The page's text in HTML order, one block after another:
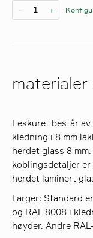
- +
Leskuret består
kledning i 8 mm
herdet glass 8
koblingsdetaljer
herdet laminert
Farger: Standard
og RAL 8008 i
høyder. Andre